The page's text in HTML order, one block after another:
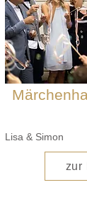
Lisa & Simon
zur